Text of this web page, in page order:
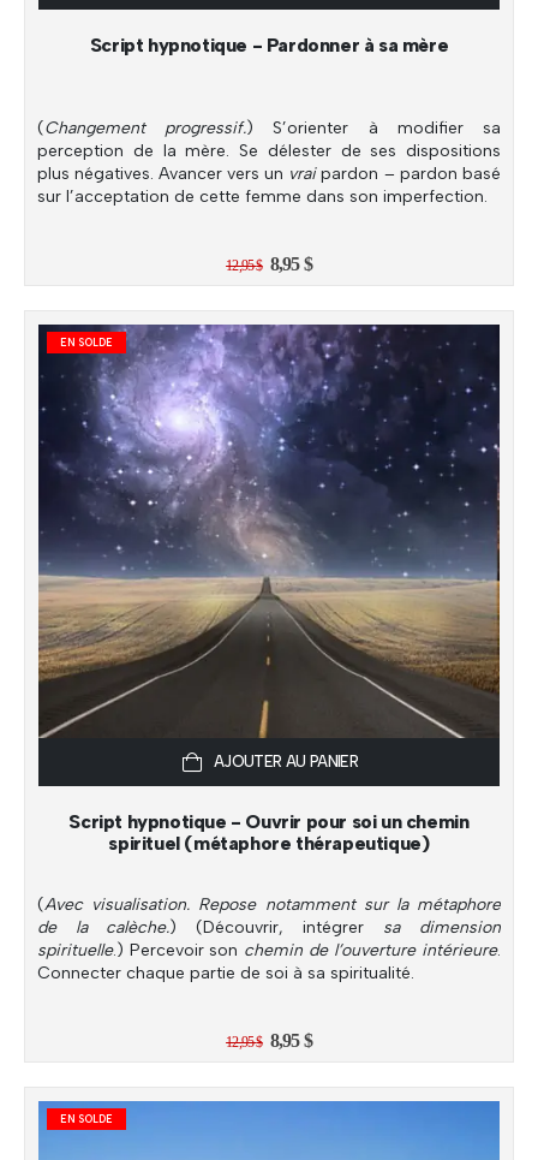
Script hypnotique - Pardonner à sa mère
(Changement progressif.) S’orienter à modifier sa
perception de la mère. Se délester de ses dispositions
plus négatives. Avancer vers un vraipardon – pardon basé
sur l’acceptation de cette femme dans son imperfection.
12,95$ Le
était :
12,95 $.
8,95$Le
est :
8,95 $.
EN SOLDE
AJOUTER AU PANIER
Script hypnotique - Ouvrir pour soi un chemin
spirituel (métaphore thérapeutique)
(Avec visualisation. Repose notamment sur la métaphore
de la calèche.) (Découvrir, intégrer sa dimension
spirituelle.) Percevoir son chemin de l’ouverture intérieure.
Connecter chaque partie de soi à sa spiritualité.
12,95$ Le
était :
8,95$Le
est :
EN SOLDE